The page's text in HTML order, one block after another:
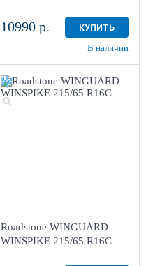
10990 р. КУПИТЬ
В наличии
Roadstone WINGUARD
WINSPIKE 215/65 R16C